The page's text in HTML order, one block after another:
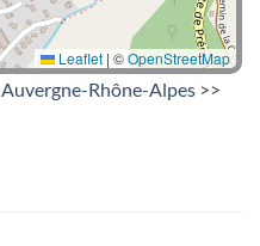
Leaflet | ©OpenStreetMap
Auvergne-Rhône-Alpes >>